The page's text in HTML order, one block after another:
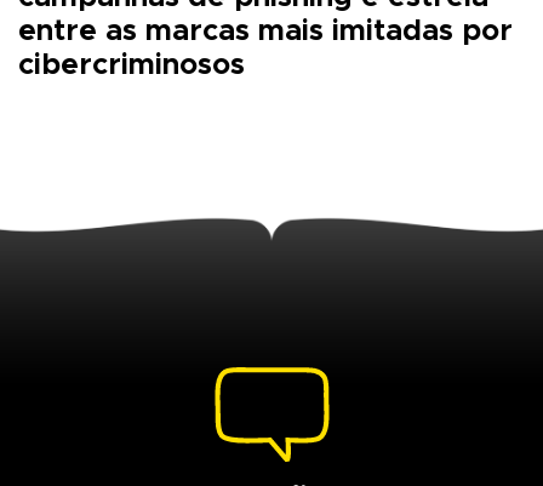
entre as marcas mais imitadas por
cibercriminosos